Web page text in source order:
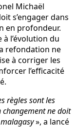
Michaël
s’engager dans
en profondeur.
l’évolution du
refondation ne
à corriger les
l’efficacité
règles sont les
changement ne doit
», a lancé